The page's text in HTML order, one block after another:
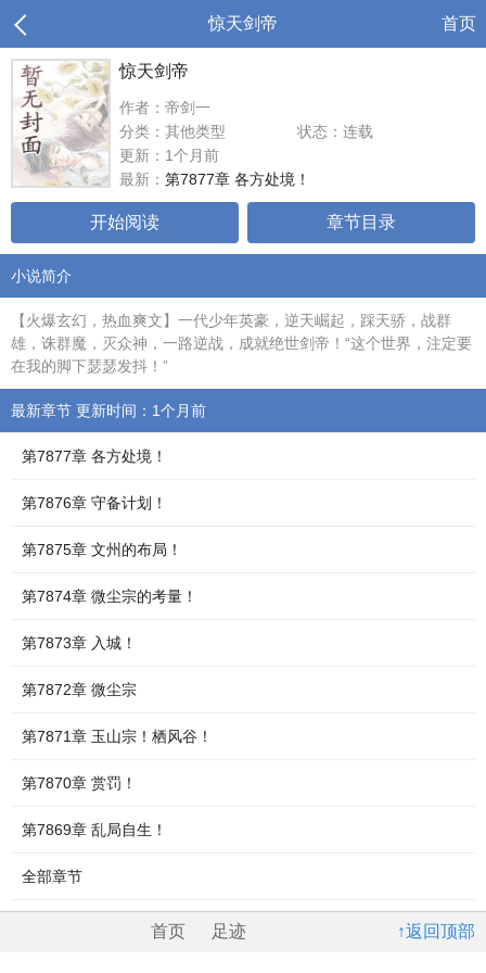
惊天剑帝 首页
惊天剑帝
作者：帝剑一
分类：其他类型
状态：连载
更新：1个月前
最新： 第7877章 各方处境！
开始阅读 章节目录
小说简介
【火爆玄幻，热血爽文】一代少年英豪，逆天崛起，踩天骄，战群
雄，诛群魔，灭众神，一路逆战，成就绝世剑帝！“这个世界，注定要
在我的脚下瑟瑟发抖！”
最新章节 更新时间：1个月前
第7877章 各方处境！
第7876章 守备计划！
第7875章 文州的布局！
第7874章 微尘宗的考量！
第7873章 入城！
第7872章 微尘宗
第7871章 玉山宗！栖风谷！
第7870章 赏罚！
第7869章 乱局自生！
全部章节
↑返回顶部
首页 足迹